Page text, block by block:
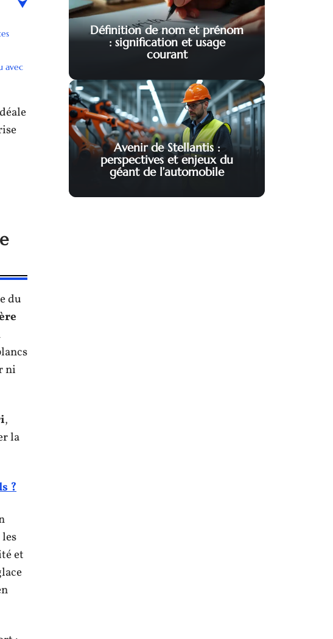
avec
du
ni
,
la
?
et
Définition de nom et prénom
: signification et usage
courant
Avenir de Stellantis :
perspectives et enjeux du
géant de l’automobile